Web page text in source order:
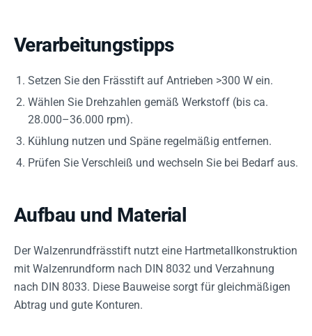
Verarbeitungstipps
Setzen Sie den Frässtift auf Antrieben >300 W ein.
Wählen Sie Drehzahlen gemäß Werkstoff (bis ca.
28.000–36.000 rpm).
Kühlung nutzen und Späne regelmäßig entfernen.
Prüfen Sie Verschleiß und wechseln Sie bei Bedarf aus.
Aufbau und Material
Der Walzenrundfrässtift nutzt eine Hartmetallkonstruktion
mit Walzenrundform nach DIN 8032 und Verzahnung
nach DIN 8033. Diese Bauweise sorgt für gleichmäßigen
Abtrag und gute Konturen.